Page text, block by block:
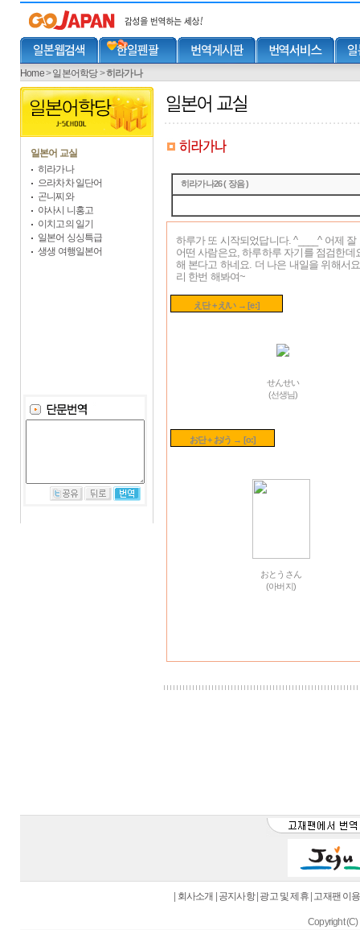
Home>일본어학당>히라가나
일본어 교실
히라가나
으라차차 일단어
곤니찌와
야사시 니홍고
이치고의 일기
일본어 싱싱특급
생생 여행일본어
히라가나26 ( 장음 )
하루가 또 시작되었답니다. ^____^ 어제
어떤 사람은요, 하루하루 자기를 점검한
해 본다고 하네요. 더 나은 내일을 위해서
리 한번 해봐여~
え단 + え/い → [e:]
せんせい
(선생님)
お단 + お/う → [o:]
おとうさん
(아버지)
회사소개 공지사항| 광고 및 제휴| 고재팬 이
Copyright (C)